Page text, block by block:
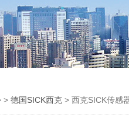
> 德国SICK西克> 西克SICK传感